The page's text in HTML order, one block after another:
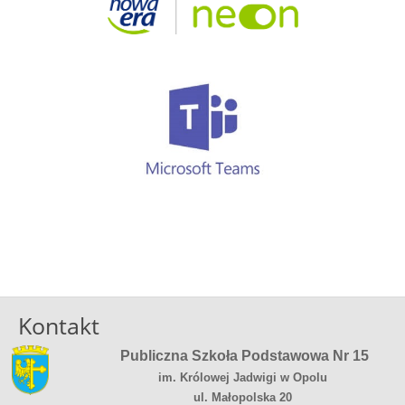
Kontakt
Publiczna Szkoła Podstawowa Nr 15
im. Królowej Jadwigi w Opolu
ul. Małopolska 20